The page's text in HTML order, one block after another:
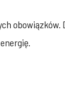
obowiązków.